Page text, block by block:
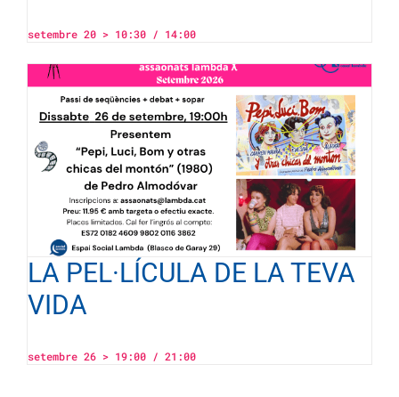
setembre 20 > 10:30/ 14:00
LA PEL·LÍCULA DE LA TEVA
VIDA
setembre 26 > 19:00/ 21:00